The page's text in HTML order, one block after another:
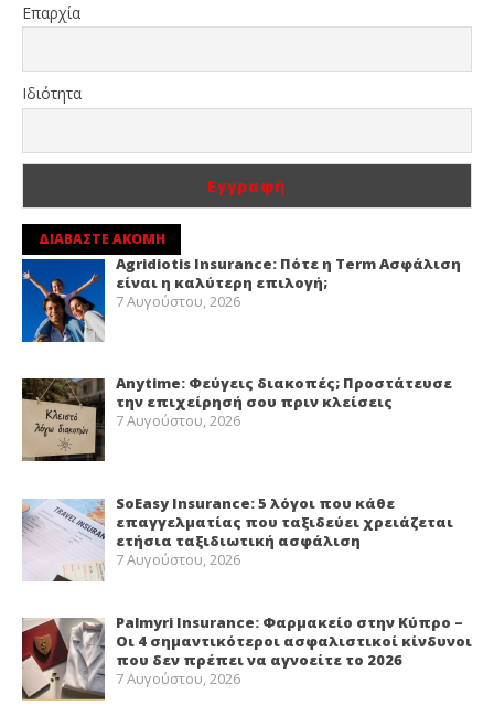
Επαρχία
Ιδιότητα
ΔΙΑΒΑΣΤΕ ΑΚΟΜΗ
Agridiotis Insurance: Πότε η Term Ασφάλιση
είναι η καλύτερη επιλογή;
7 Αυγούστου, 2026
Anytime: Φεύγεις διακοπές; Προστάτευσε
την επιχείρησή σου πριν κλείσεις
7 Αυγούστου, 2026
SoEasy Insurance: 5 λόγοι που κάθε
επαγγελματίας που ταξιδεύει χρειάζεται
ετήσια ταξιδιωτική ασφάλιση
7 Αυγούστου, 2026
Palmyri Insurance: Φαρμακείο στην Κύπρο –
Οι 4 σημαντικότεροι ασφαλιστικοί κίνδυνοι
που δεν πρέπει να αγνοείτε το 2026
7 Αυγούστου, 2026